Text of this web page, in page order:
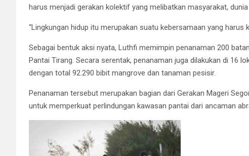
harus menjadi gerakan kolektif yang melibatkan masyarakat,
“Lingkungan hidup itu merupakan suatu kebersamaan yang harus
Sebagai bentuk aksi nyata, Luthfi memimpin penanaman 200
Pantai Tirang. Secara serentak, penanaman juga dilakukan di 16
dengan total 92.290 bibit mangrove dan tanaman pesisir.
Penanaman tersebut merupakan bagian dari Gerakan Mageri
untuk memperkuat perlindungan kawasan pantai dari ancaman